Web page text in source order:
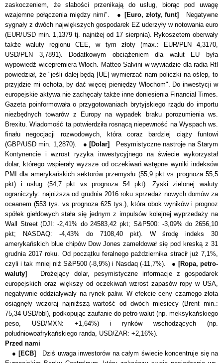
zaskoczeniem, że słabości przenikają do usług, biorąc pod uwagę
wzajemne połączenia między nimi". ● [Euro, złoty, funt] Negatywne
sygnały z dwóch największych gospodarek EZ uderzyły w notowania euro
(EUR/USD min. 1,1379 tj. najniżej od 17 sierpnia). Rykoszetem oberwały
także waluty regionu CEE, w tym złoty (max.: EUR/PLN 4,3170,
USD/PLN 3,7891). Dodatkowym obciążeniem dla walut EU była
wypowiedź wicepremiera Włoch. Matteo Salvini w wywiadzie dla radia Rtl
powiedział, że "jeśli dalej będą [UE] wymierzać nam policzki na oślep, to
przyjdzie mi ochota, by dać więcej pieniędzy Włochom". Do inwestycji w
europejskie aktywa nie zachęcały także inne doniesienia Financial Times.
Gazeta poinformowała o przygotowaniach brytyjskiego rządu do importu
niezbędnych towarów z Europy na wypadek braku porozumienia ws.
Brexitu. Wiadomość ta potwierdziła rosnącą niepewność na Wyspach ws.
finału negocjacji rozwodowych, która coraz bardziej ciąży funtowi
(GBP/USD min. 1,2870). ●[Dolar] Pesymistyczne nastroje na Starym
Kontynencie i wzrost ryzyka inwestycyjnego na świecie wykorzystał
dolar, którego wspierały wyższe od oczekiwań wstępne wyniki indeksów
PMI dla amerykańskich sektorów przemysłu (55,9 pkt vs prognoza 55,5
pkt) i usług (54,7 pkt vs prognoza 54 pkt). Zyski zielonej waluty
ograniczyły: najniższa od grudnia 2016 roku sprzedaż nowych domów za
oceanem (553 tys. vs prognoza 625 tys.), która obok wyników i prognoz
spółek giełdowych stała się jednym z impulsów kolejnej wyprzedaży na
Wall Street (DJI: -2,41% do 24583,42 pkt; S&P500: -3,09% do 2656,10
pkt; NASDAQ: -4,43% do 7108,40 pkt). W środę indeks 30
amerykańskich blue chipów Dow Jones zameldował się pod kreską z 31
grudnia 2017 roku. Od początku feralnego października stracił już 7,1%,
czyli i tak mniej niż S&P500 (-8,9%) i Nasdaq (-11,7%). ● [Ropa, petro-
waluty] Drożejący dolar, pesymistyczne informacje z gospodarek
europejskich oraz większy od oczekiwań wzrost zapasów ropy w USA,
negatywnie oddziaływały na rynek paliw. W efekcie ceny czarnego złota
osiągnęły wczoraj najniższą wartość od dwóch miesięcy (Brent min.:
75,34 USD/bbl), podkopując zaufanie do petro-walut (np. meksykańskiego
peso, USD/MXN: +1,64%) i rynków wschodzących (np.
południowoafrykańskiego randa, USD/ZAR: +2,16%).
Przed nami
● [ECB] Dziś uwaga inwestorów na całym świecie koncentruje się na